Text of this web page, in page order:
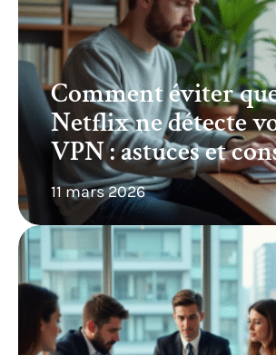
Comment éviter
Netflix ne détecte
VPN : astuces et
11 mars 2026